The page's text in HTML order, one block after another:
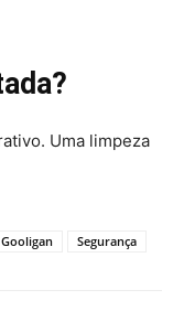
Uma limpeza
Gooligan Segurança